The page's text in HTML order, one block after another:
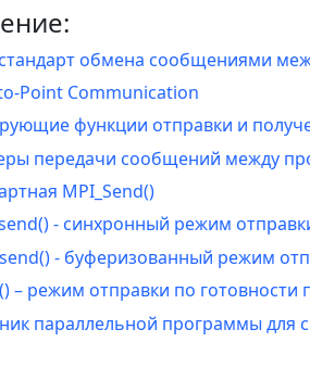
обмена сообщениями
Point Communication
функции отправки и
передачи сообщений между
MPI_Send()
- синхронный режим
- буферизованный режим
– режим отправки по готовности
параллельной программы для